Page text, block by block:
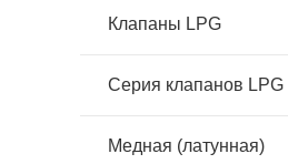
Клапаны LPG
Серия клапанов LPG
Медная (латунная)